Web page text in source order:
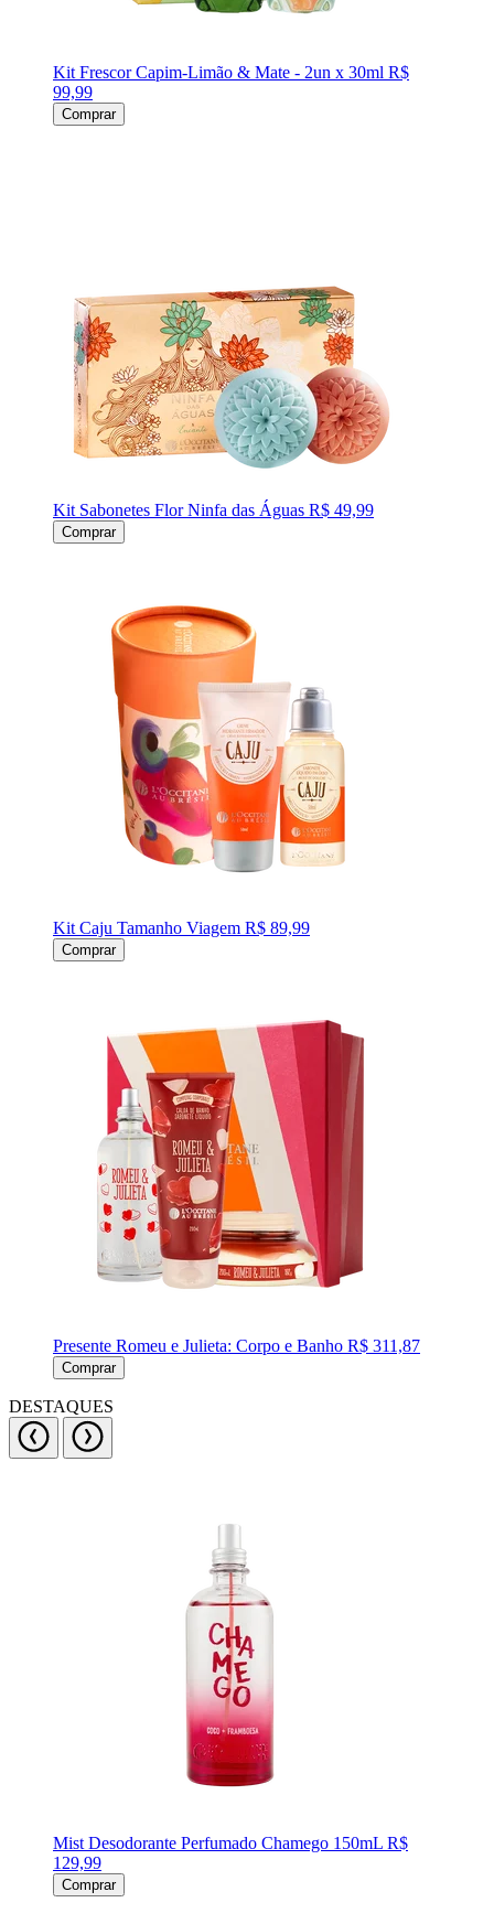
Kit Frescor Capim-Limão & Mate - 2un x 30ml R$
99,99
Comprar
Kit Sabonetes Flor Ninfa das Águas R$ 49,99
Comprar
Kit Caju Tamanho Viagem R$ 89,99
Comprar
Presente Romeu e Julieta: Corpo e Banho R$ 311,87
Comprar
DESTAQUES
Mist Desodorante Perfumado Chamego 150mL R$
129,99
Comprar